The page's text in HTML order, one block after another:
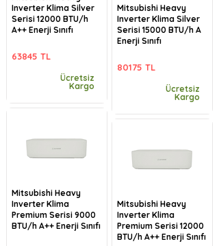
Inverter Klima Silver
Serisi 12000 BTU/h
A++ Enerji Sınıfı
63845 TL
Ücretsiz
Kargo
Mitsubishi Heavy
Inverter Klima
Premium Serisi 9000
BTU/h A++ Enerji Sınıfı
Mitsubishi Heavy
Inverter Klima Silver
Serisi 15000 BTU/h A
Enerji Sınıfı
80175 TL
Ücretsiz
Kargo
Mitsubishi Heavy
Inverter Klima
Premium Serisi 12000
BTU/h A++ Enerji Sınıfı